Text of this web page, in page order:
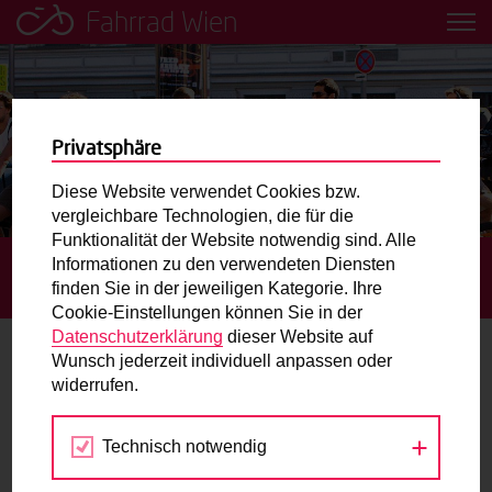
Fahrrad Wien
Leih dir einfach ein Transportfahrrad in deiner Nähe aus!
Mobilitätsbildung für Kinder und
Jugendliche
Radweg-Projektkarte
Routenplaner
Mit dem Fahrrad in Wien unterwegs? Hier finden Sie die
beste Route.
Wunschbox
Sie haben ein Anliegen zum Radverkehr? Schreiben Sie
STARTSEITE RADFAHRKURSE
KURS FÜR DIE 4.
SCHULSTUFE – EASY DRIVERS RADFAHRSCHULE
25.
SEP
2026
Privatsphäre
Diese Website verwendet Cookies bzw.
vergleichbare Technologien, die für die
Funktionalität der Website notwendig sind. Alle
Informationen zu den verwendeten Diensten
finden Sie in der jeweiligen Kategorie. Ihre
Cookie-Einstellungen können Sie in der
Datenschutzerklärung dieser Website auf
Wunsch jederzeit individuell anpassen oder
widerrufen.
Technisch notwendig